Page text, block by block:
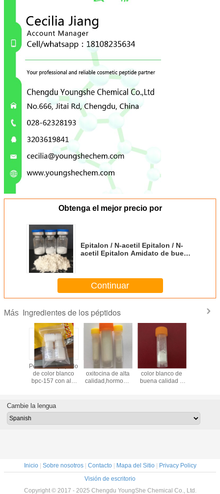
Obtenga el mejor precio por
Epitalon / N-acetil Epitalon / N-
acetil Epitalon Amidato de buena
Continuar
Más Ingredientes de los péptidos
Pentadecapéptido
de color blanco
bpc-157 con alta
Acetato de
oxitocina de alta
calidad,hormona
Sustancia de
color blanco de
buena calidad P
Cambie la lengua
Inicio| Sobre nosotros| Contacto| Mapa del Sitio|
Privacy Policy
Visión de escritorio
Copyright © 2017 - 2025 Chengdu YoungShe Chemical Co., Ltd.